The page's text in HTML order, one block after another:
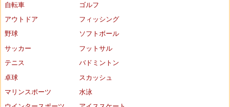
自転車
ゴルフ
アウトドア
フィッシング
野球
ソフトボール
サッカー
フットサル
テニス
バドミントン
卓球
スカッシュ
マリンスポーツ
水泳